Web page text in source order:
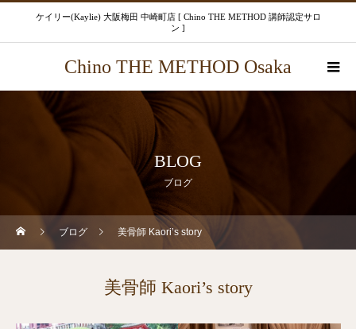
ケイリー(Kaylie) 大阪梅田 中崎町店 [ Chino THE METHOD 講師認定サロ
ン ]
Chino THE METHOD Osaka
BLOG
ブログ
ブログ 美骨師 Kaori’s story
美骨師 Kaori’s story